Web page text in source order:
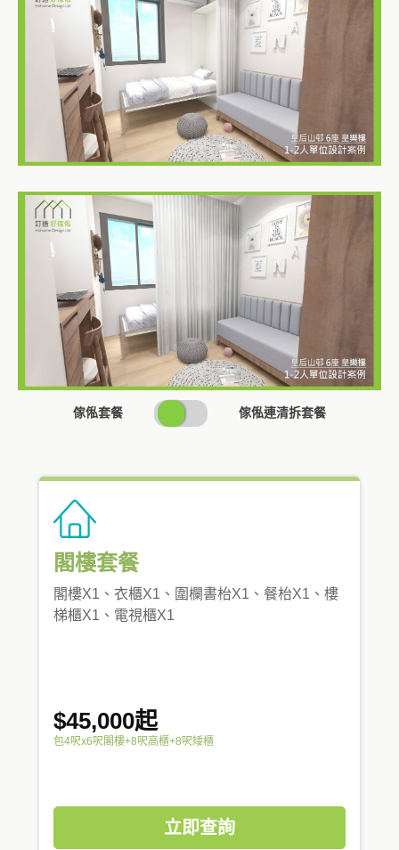
傢俬套餐
SWITCH
PRICING
傢俬連清拆套餐
閣樓套餐
閣樓X1、衣櫃X1、圍欄書枱X1、餐枱X1、樓
梯櫃X1、電視櫃X1
$45,000起
包4呎x6呎閣樓+8呎高櫃+8呎矮櫃
立即查詢